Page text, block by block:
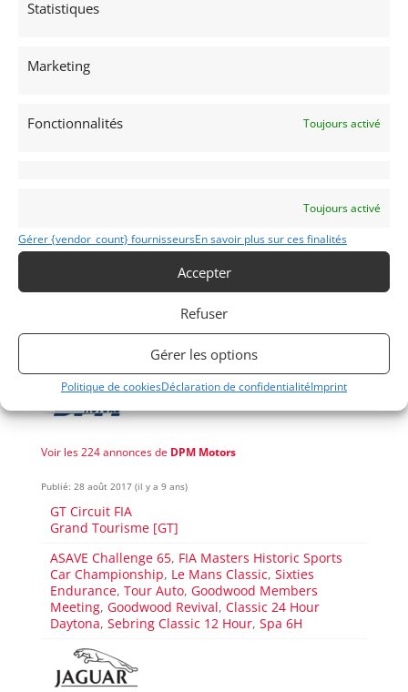
Statistiques
Marketing
Fonctionnalités Toujours activé
Toujours activé
Gérer {vendor_count} fournisseursEn savoir plus sur ces finalités
Accepter
Refuser
Gérer les options
Politique de cookiesDéclaration de confidentialitéImprint
viser le podium, voire la victoire scratch.
Partager cette annonce
technique
Voir les 224 annonces de DPM Motors
Publié: 28 août 2017 (il y a 9 ans)
GT Circuit FIA
Grand Tourisme [GT]
ASAVE Challenge 65, FIA Masters Historic Sports
Car Championship, Le Mans Classic,Sixties
Endurance,Tour Auto, Goodwood Members
Meeting, Goodwood Revival,Classic 24 Hour
Daytona,Sebring Classic 12 Hour,Spa 6H